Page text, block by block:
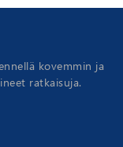
kovemmin ja
ratkaisuja.